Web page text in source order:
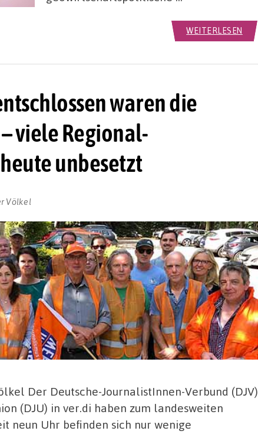
WEITERLESEN
waren die
viele Regional-
unbesetzt
Völkel
Der Deutsche-JournalistInnen-Verbund (DJV)
(DJU) in ver.di haben zum landesweiten
neun Uhr befinden sich nur wenige